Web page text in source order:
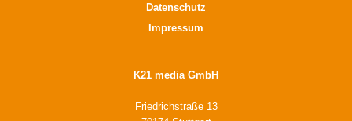
Datenschutz
Impressum
K21 media GmbH
Friedrichstraße 13